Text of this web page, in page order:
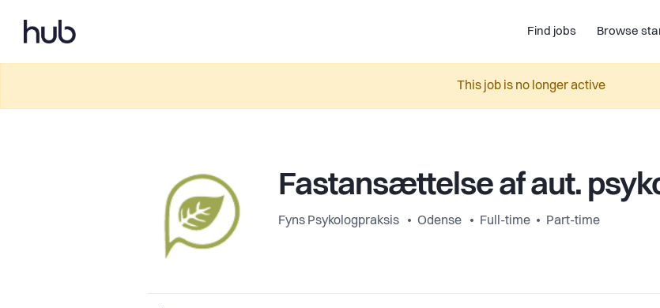
Find jobs Browse
This job is no longer active
Fastansættelse af aut.
Fyns Psykologpraksis Odense Full-time Part-time